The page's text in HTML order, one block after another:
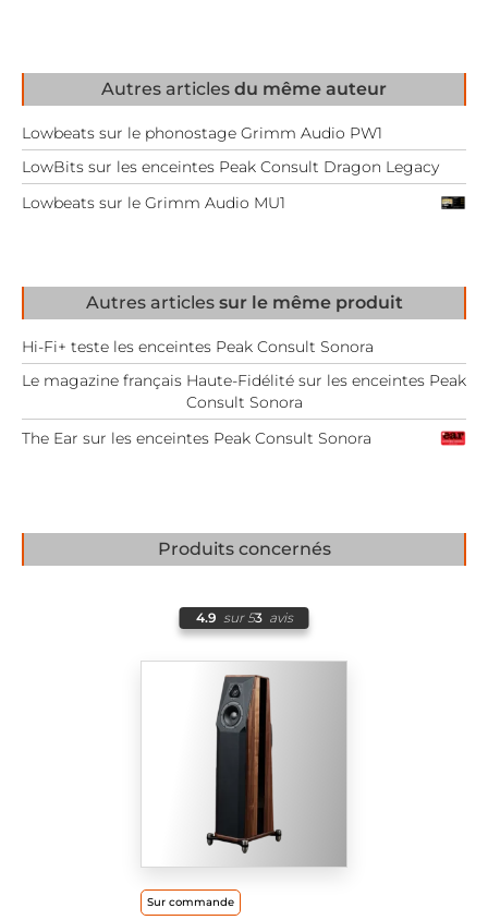
Autres articles du même auteur
Lowbeats sur le phonostage Grimm Audio PW1
LowBits sur les enceintes Peak Consult Dragon Legacy
Lowbeats sur le Grimm Audio MU1
Autres articles sur le même produit
Hi-Fi+ teste les enceintes Peak Consult Sonora
Le magazine français Haute-Fidélité sur les enceintes Peak
Consult Sonora
The Ear sur les enceintes Peak Consult Sonora
Produits concernés
4.9 sur 53 avis
Sur commande